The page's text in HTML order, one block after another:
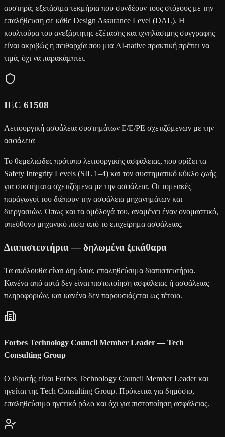
αυστηρά, εξετάσιμα τεκμήρια που συνδέουν τους στόχους με την
επαλήθευση σε κάθε Design Assurance Level (DAL). Η
κουλτούρα του ανεξάρτητης εξέτασης και ιχνηλάσιμης συγγραφής
είναι ακριβώς η πειθαρχία που μια AI-native πρακτική πρέπει να
τιμά, όχι να παρακάμπτει.
IEC 61508
Λειτουργική ασφάλεια συστημάτων E/E/PE σχετιζόμενων με την
ασφάλεια
Το θεμελιώδες πρότυπο λειτουργικής ασφάλειας, που ορίζει τα
Safety Integrity Levels (SIL 1–4) και τον συστηματικό κύκλο ζωής
για συστήματα σχετιζόμενα με την ασφάλεια. Οι τομεακές
παράγωγοί του διέπουν την ασφάλεια μηχανημάτων και
διεργασιών. Όπως και τα ομόλογά του, αναμένει έναν ονομαστικό,
υπεύθυνο μηχανικό πίσω από το επιχείρημα ασφάλειας.
Διαπιστευτήρια — δηλωμένα ξεκάθαρα
Τα ακόλουθα είναι δημόσια, επαληθεύσιμα διαπιστευτήρια.
Κανένα από αυτά δεν είναι πιστοποίηση ασφάλειας ή ασφάλειας
πληροφοριών, και κανένα δεν παρουσιάζεται ως τέτοιο.
Forbes Technology Council Member Leader — Tech
Consulting Group
Ο ιδρυτής είναι Forbes Technology Council Member Leader και
ηγείται της Tech Consulting Group. Πρόκειται για δημόσιο,
επαληθεύσιμο ηγετικό ρόλο και όχι για πιστοποίηση ασφάλειας.